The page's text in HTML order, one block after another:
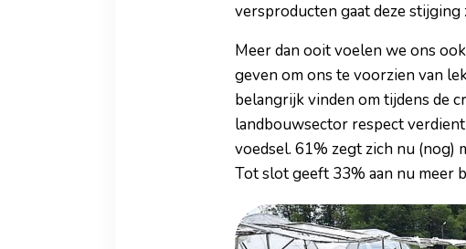
versproducten gaat deze
Meer dan ooit voelen we ons
geven om ons te voorzien van
belangrijk vinden om tijdens de
landbouwsector respect
voedsel. 61% zegt zich nu (nog)
Tot slot geeft 33% aan nu meer